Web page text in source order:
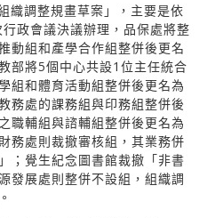
織調整規畫草案」，主要是依
政會議決議辦理，品保處將整
動組和產學合作組整併後更名
部將5個中心共設1位主任統合
組和體育活動組整併後更名為
務處的課務組與印務組整併後
職輔組與諮輔組整併後更名為
務處則裁撤審核組，其業務併
；覺生紀念圖書館裁撤「非書
發展處則整併不設組，組織調